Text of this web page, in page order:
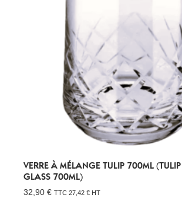
VERRE À MÉLANGE TULIP 700ML
GLASS 700ML)
32,90 € TTC 27,42 € HT